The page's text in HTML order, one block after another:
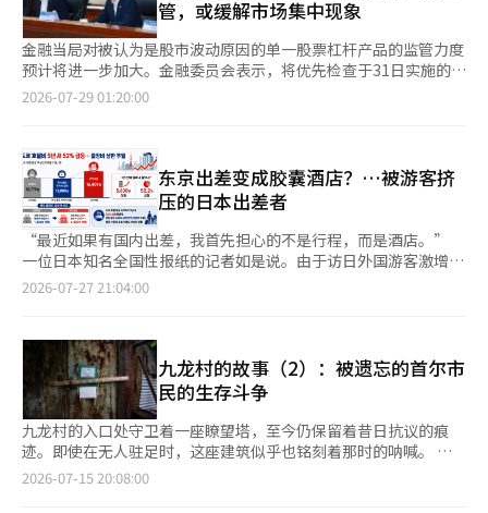
棚以及小型企业经营的商铺和工厂。住宅的租户也可以投保，但未
登记建筑物、空房和仓库等附属建筑不在保障范围内。 仁泽郡对
住宅和小型企业的保险费最高支持10万元，对温室最高支持20万
元，使投保人仅需承担1元的费用。 自今年起，制度也进行了改
善。即使受灾地区没有气象预警，如果邻近地区发布了预警，并提
的年度保障限额也比以前扩大了一倍，实质保障水平得到了提升。
截至3日，仁泽郡的自然灾害保险加入情况为：住宅1558件，温室
787件，小型企业158件，总计2503件。今年截至7月6日，已对
934件提供了5763万8000元的保险费支持。 仁泽郡将与乡镇行政
福利中心合作，集中向居民、农户和小型企业宣传加入程序和支持
内容，并计划重点扩大对自然灾害脆弱设施的加入。 高温应对措
施也在加强。仁泽郡郡长崔相基当天亲自走访仁泽邑内的高温脆弱
群体家庭，检查其制冷设备的配备情况、高温带来的生活不便以及
处理，并要求相关部门对脆弱群体的保护工作做到无缝隙管理。
仁泽郡今后将继续对独居老人和健康脆弱群体进行安危确认和现场
检查，并在高温预警期间加强个性化保护活动。通过推进自然灾害
保险以减少财产损失和高温应对以预防人身伤害，进一步构建居民
安全网。 仁泽郡安全交通科科长权吴英表示：“希望居民、农户
和小型企业积极投保，以应对集中暴雨和台风等意外自然灾
害。”※ 本报道经人工智能（AI）系统翻译与编辑。
管，或缓解市场集中现象
金融当局对被认为是股市波动原因的单一股票杠杆产品的监管力度
预计将进一步加大。金融委员会表示，将优先检查于31日实施的基
本保证金强化效果，但如果市场过热，将考虑设定个人投资限额和
的“股市集中现象”，对相对被忽视的科斯达克市场产生积极影
响。 金融委员会主席李亿权在28日于首尔汝矣岛金融投资协会举
行的“单一股票杠杆补充方向讨论座谈会”上表示：“政府将与相
关机构一起，优先仔细检查于7月31日实施的基本保证金强化等补
充方案的政策效果。”他还表示：“如果需求没有充分平稳，将提
前考虑和准备投资要求的进一步提高和个人投资限额的设定等额外
措施。” 金融委员会提出的额外对策包括定期再教育、必要时引
入模拟投资、设立前期投资经验要求等。此外，还考虑在金融投资
杠杆产品的总量管理方案。 自金融委员会于16日发布补充对策并
于24日推出基本保证金强化的提前实施方案后，围绕单一股票杠杆
的争议仍在继续，因此被解读为留有进一步监管的可能性。由于国
内股市波动性难以平息，当天证券市场触发了历史上第14次熔断机
制。 背景中还有李在明总统的公开指示。李总统在21日的国务会
议上对金融委员会发布的补充对策表示：“有声音质疑这是否足
够。”并要求“迅速采取必要的应对措施。”他还指出：“对策并
不是立即实施，而是要等很久才会实施。” 政治界也开始进行后
2026-07-29 01:20:00
东京出差变成胶囊酒店？…被游客挤
压的日本出差者
“最近如果有国内出差，我首先担心的不是行程，而是酒店。”
一位日本知名全国性报纸的记者如是说。由于访日外国游客激增，
出差者在目的地寻找住宿变得异常困难。空房稀少，酒店费用也大
但在东京或大阪等大城市，这个预算很难满足需求。出于急迫，出
差者只能选择远离工作地点的外环酒店，或者在紧急情况下入住胶
囊酒店。 首都圈商务酒店的平均房价从2019年9月的10779日元上
涨至2024年9月的16409日元，五年来上涨约52%。这一价格比该
报社的住宿费用上限低1221日元，但到2024年时却高出4409日
元。五年前，出差者可以选择平均水平的商务酒店，而如今则需要
额外支付4000日元以上。价格上涨的趋势依然持续。根据总务省
消费者物价指数，住宿费用在上个月同比上涨了3.1%。民间调查
2026-07-27 21:04:00
九龙村的故事（2）：被遗忘的首尔市
民的生存斗争
九龙村的入口处守卫着一座瞭望塔，至今仍保留着昔日抗议的痕
迹。即使在无人驻足时，这座建筑似乎也铭刻着那时的呐喊。 我
们经过瞭望塔，沿着未铺装的道路走了几分钟，终于进入了村庄内
2026-07-15 20:08:00